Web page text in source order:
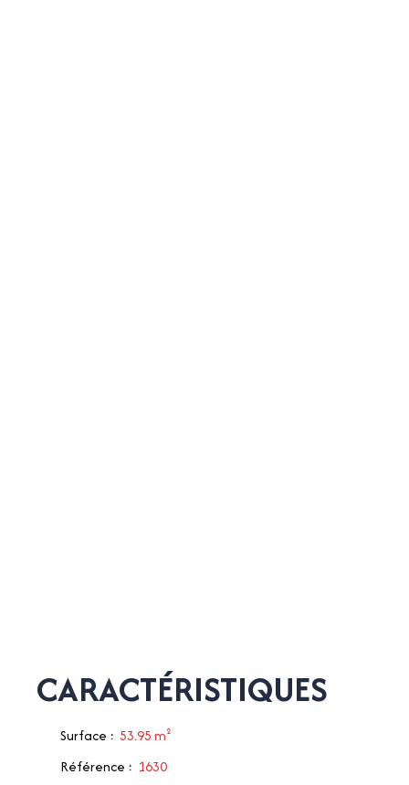
CARACTÉRISTIQUES
Surface : 53.95m²
Référence : 1630